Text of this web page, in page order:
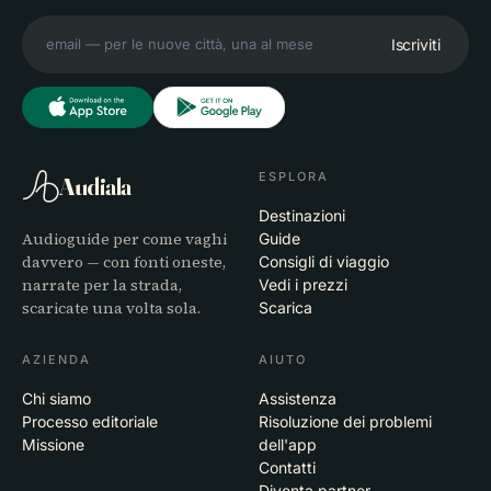
Iscriviti
Audiala
Audioguide per come vaghi
davvero — con fonti oneste,
narrate per la strada,
scaricate una volta sola.
ESPLORA
Destinazioni
Guide
Consigli di viaggio
Vedi i prezzi
Scarica
AZIENDA
Chi siamo
Processo editoriale
Missione
AIUTO
Assistenza
Risoluzione dei problemi
dell'app
Contatti